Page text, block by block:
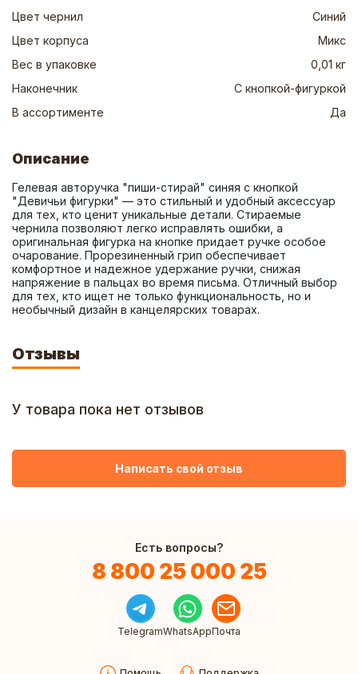
Цвет чернил
Синий
Цвет корпуса
Микс
Вес в упаковке
0,01 кг
Наконечник
С кнопкой-фигуркой
В ассортименте
Да
Описание
Гелевая авторучка "пиши-стирай" синяя с кнопкой
"Девичьи фигурки" — это стильный и удобный аксессуар
для тех, кто ценит уникальные детали. Стираемые
чернила позволяют легко исправлять ошибки, а
оригинальная фигурка на кнопке придает ручке особое
очарование. Прорезиненный грип обеспечивает
комфортное и надежное удержание ручки, снижая
напряжение в пальцах во время письма. Отличный выбор
для тех, кто ищет не только функциональность, но и
необычный дизайн в канцелярских товарах.
Отзывы
У товара пока нет отзывов
Написать свой отзыв
Есть вопросы?
8 800 25 000 25
TelegramWhatsAppПочта